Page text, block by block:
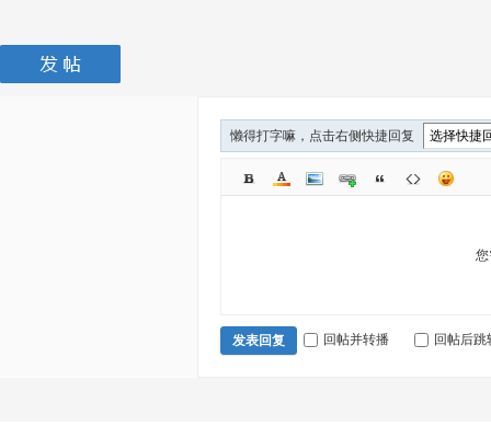
懒得打字嘛，点击右侧快捷回复
发表回复 回帖并转播 回帖后跳